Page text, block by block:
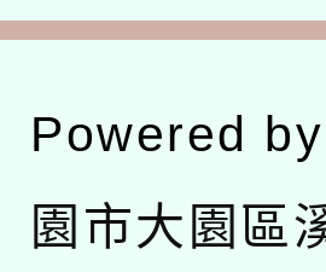
Powered by
園市大園區